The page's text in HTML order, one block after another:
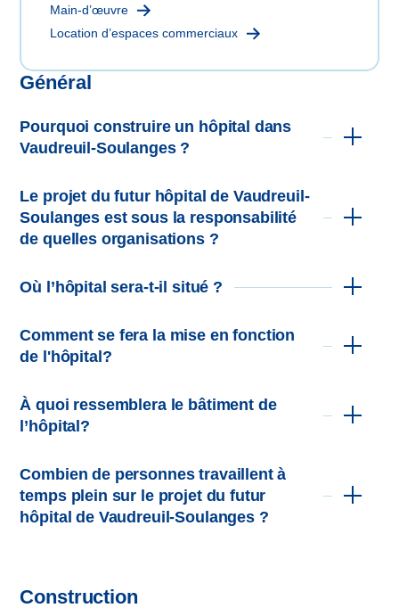
Main-d’œuvre
Location d’espaces commerciaux
Général
Pourquoi construire un hôpital dans
Vaudreuil-Soulanges ?
cette page
Le projet du futur hôpital de Vaudreuil-
Soulanges est sous la responsabilité
de quelles organisations ?
Où l’hôpital sera-t-il situé ?
Comment se fera la mise en fonction
de l'hôpital?
À quoi ressemblera le bâtiment de
l’hôpital?
Pavillon A (4 étages) : entrée principale de
auditorium, etc.
Combien de personnes travaillent à
temps plein sur le projet du futur
hôpital de Vaudreuil-Soulanges ?
Construction